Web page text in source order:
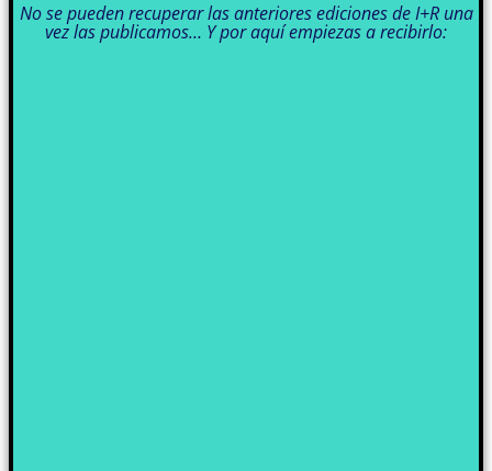
No se pueden recuperar las anteriores ediciones de I+R una
vez las publicamos… Y por aquí empiezas a recibirlo: